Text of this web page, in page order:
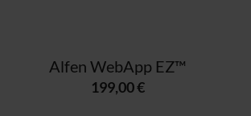
Alfen WebApp EZ™
199,00 €